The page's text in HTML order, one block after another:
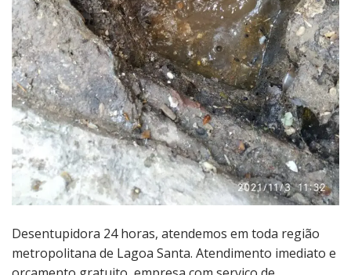
Desentupidora 24 horas, atendemos em toda região
metropolitana de Lagoa Santa. Atendimento imediato e